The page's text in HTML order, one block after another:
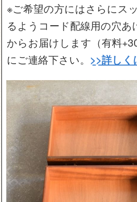
※ご希望の方にはさらにス
るようコード配線用の穴あ
からお届けします（有料
にご連絡下さい。 >>詳し